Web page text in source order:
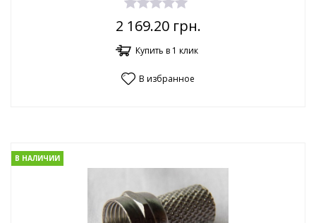
2 169.20грн.
Купить в 1 клик
В избранное
В НАЛИЧИИ